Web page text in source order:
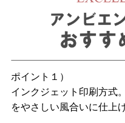
ポイント１）
インクジェット印刷方式
をやさしい風合いに仕上